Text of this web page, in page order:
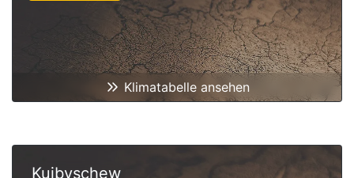
Klimatabelle ansehen
Kuibyschew